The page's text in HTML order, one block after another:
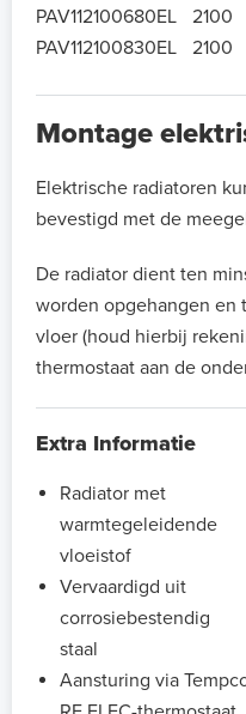
PAV112100680EL
2100
PAV112100830EL
2100
Montage
Elektrische radiatoren
bevestigd met de
De radiator dient ten
worden opgehangen en
vloer (houd hierbij
thermostaat aan de
Extra Informatie
Radiator met
warmtegeleidende
vloeistof
Vervaardigd uit
corrosiebestendig
staal
Aansturing via